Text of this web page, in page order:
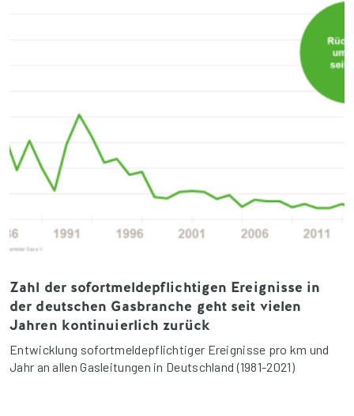
Zahl der sofortmeldepflichtigen Ereignisse in
der deutschen Gasbranche geht seit vielen
Jahren kontinuierlich zurück
Entwicklung sofortmeldepflichtiger Ereignisse pro km und
Jahr an allen Gasleitungen in Deutschland (1981-2021)